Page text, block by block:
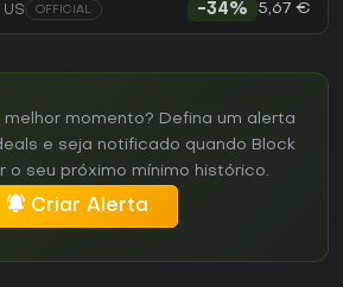
OFFICIAL -34% 5,67 €
momento? Defina um alerta
e seja notificado quando Block
o seu próximo mínimo histórico.
Criar Alerta